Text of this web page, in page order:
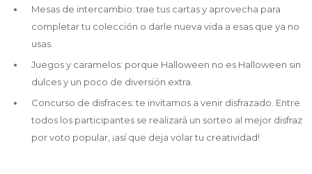
Mesas de intercambio: trae tus cartas y aprovecha para
completar tu colección o darle nueva vida a esas que ya no
usas.
Juegos y caramelos: porque Halloween no es Halloween sin
dulces y un poco de diversión extra.
Concurso de disfraces: te invitamos a venir disfrazado. Entre
todos los participantes se realizará un sorteo al mejor disfraz
por voto popular, ¡así que deja volar tu creatividad!